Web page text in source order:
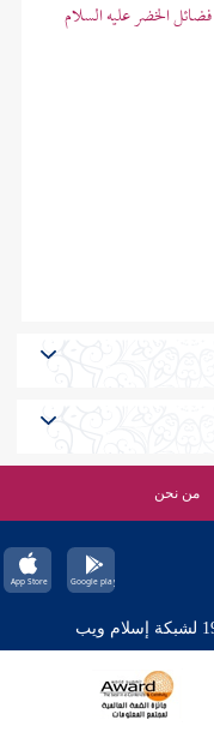
الخضر عليه السلام
من نحن